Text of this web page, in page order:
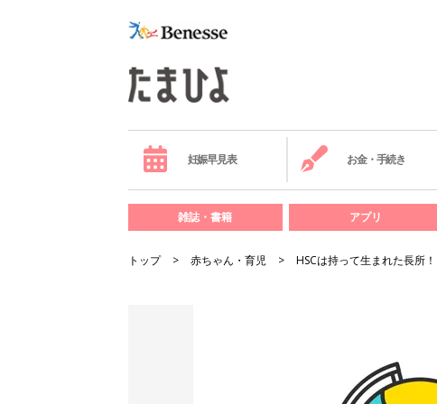
妊娠早見表 お金・手続き
雑誌・書籍 アプリ
トップ 赤ちゃん・育児 HSCは持って生まれた長所